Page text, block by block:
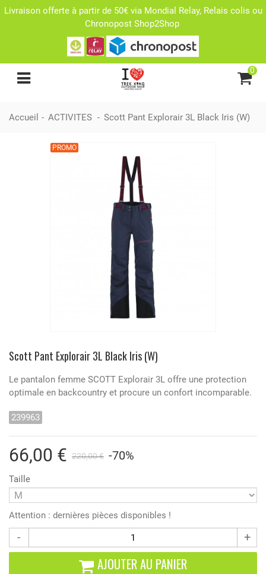
Livraison offerte à partir de 50€ via Mondial Relay, Relais colis ou
Chronopost Shop2Shop
0
Accueil - ACTIVITES - Scott Pant Explorair 3L Black Iris (W)
PROMO
Scott Pant Explorair 3L Black Iris (W)
Le pantalon femme SCOTT Explorair 3L offre une protection
optimale en backcountry et procure un confort incomparable.
239963
66,00 € 220,00 € -70%
Taille
Attention : dernières pièces disponibles !
- +
AJOUTER AU PANIER